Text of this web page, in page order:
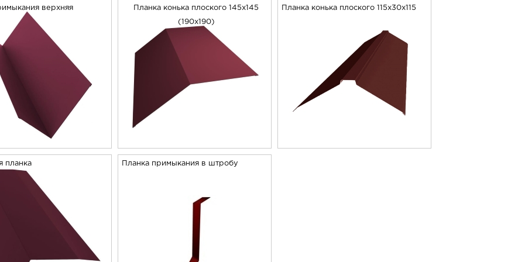
верхняя Планка конька плоского 145х145
(190х190)
Планка конька плоского 115х30х115
планка Планка примыкания в штробу